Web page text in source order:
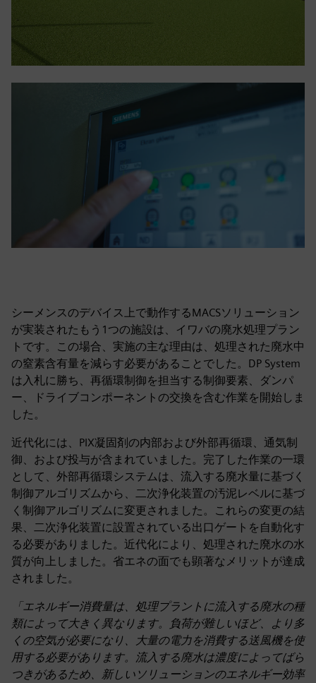
シーメンスのデバイス上で動作するMACSソリューション
が実装されたもう1つの施設は、イワバの廃水処理プラン
トです。この場合、実施の主な理由は、処理された廃水中
の窒素含有量を減らす必要があることでした。DP System
は入札に勝ち、再循環制御を担当する制御要素、ダンパ
ー、ドライブコンポーネントの交換を含む作業を開始しま
した。
近代化には、PIX凝固剤の内部および外部再循環、通気制
御、および投与が含まれていました。完了した作業の一環
として、外部再循環システムは、流入する廃水量に基づく
制御アルゴリズムから、二次浄化装置の汚泥レベルに基づ
く制御アルゴリズムに変更されました。これらの変更の結
果、二次浄化装置に設置されている出口ゲートを自動化す
る必要がありました。近代化により、処理された廃水の水
質が向上しました。省エネの面でも顕著なメリットが達成
されました。
「エネルギー消費量は、処理プラントに流入する廃水の種
類によって大きく異なります。負荷が難しいほど、より多
くの空気が必要になり、大量の電力を消費する送風機を使
用する必要があります。流入する廃水は濃度によってばら
つきがあるため、新しいソリューションのエネルギー効率